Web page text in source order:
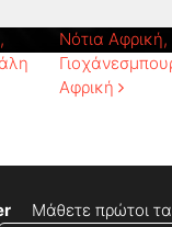
Νότια Αφρική,
Αφρική
Μάθετε πρώτοι